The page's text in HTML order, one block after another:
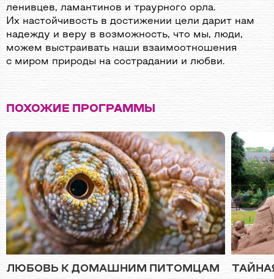
ленивцев, ламантинов и траурного орла.
Их настойчивость в достижении цели дарит нам
надежду и веру в возможность, что мы, люди,
можем выстраивать наши взаимоотношения
с миром природы на сострадании и любви.
ПОХОЖИЕ ПРОГРАММЫ
ЛЮБОВЬ К ДОМАШНИМ ПИТОМЦАМ